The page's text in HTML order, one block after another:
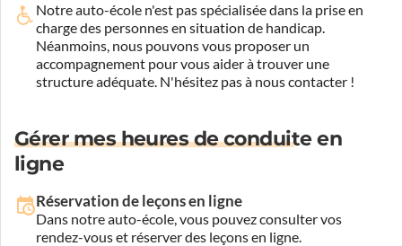
Notre auto-école n'est pas spécialisée dans la prise en
charge des personnes en situation de handicap.
Néanmoins, nous pouvons vous proposer un
accompagnement pour vous aider à trouver une
structure adéquate. N'hésitez pas à nous contacter !
Gérer mes heures de conduite en
ligne
Réservation de leçons en ligne
Dans notre auto-école, vous pouvez consulter vos
rendez-vous et réserver des leçons en ligne.